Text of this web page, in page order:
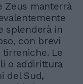
Zeus manterrà
splenderà in
con brevi
Le
o addirittura
del Sud,